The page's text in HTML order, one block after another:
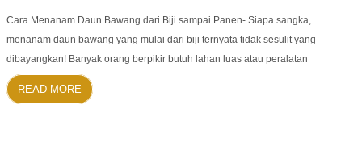
Cara Menanam Daun Bawang dari Biji sampai Panen- Siapa sangka,
menanam daun bawang yang mulai dari biji ternyata tidak sesulit yang
dibayangkan! Banyak orang berpikir butuh lahan luas atau peralatan
READ MORE